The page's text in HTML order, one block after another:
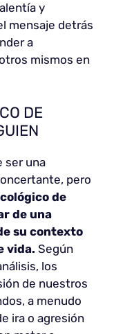
y
mensaje detrás
a
mismos en
DE
ser una
pero
de
de una
su contexto
vida. Según
los
de nuestros
a menudo
ira o agresión